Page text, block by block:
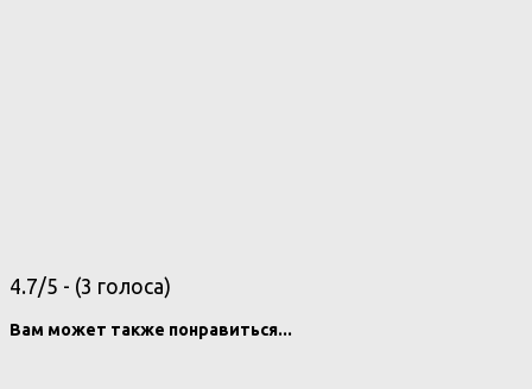
4.7/5 - (3 голоса)
Вам может также понравиться...